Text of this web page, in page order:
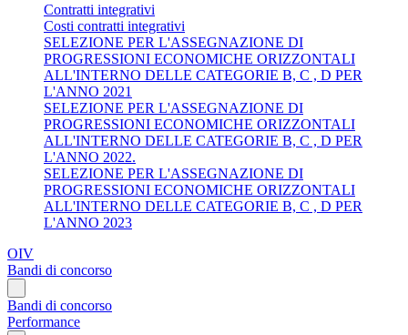
Contratti integrativi
Costi contratti integrativi
SELEZIONE PER L'ASSEGNAZIONE DI
PROGRESSIONI ECONOMICHE ORIZZONTALI
ALL'INTERNO DELLE CATEGORIE B, C , D PER
L'ANNO 2021
SELEZIONE PER L'ASSEGNAZIONE DI
PROGRESSIONI ECONOMICHE ORIZZONTALI
ALL'INTERNO DELLE CATEGORIE B, C , D PER
L'ANNO 2022.
SELEZIONE PER L'ASSEGNAZIONE DI
PROGRESSIONI ECONOMICHE ORIZZONTALI
ALL'INTERNO DELLE CATEGORIE B, C , D PER
L'ANNO 2023
OIV
Bandi di concorso
Bandi di concorso
Performance